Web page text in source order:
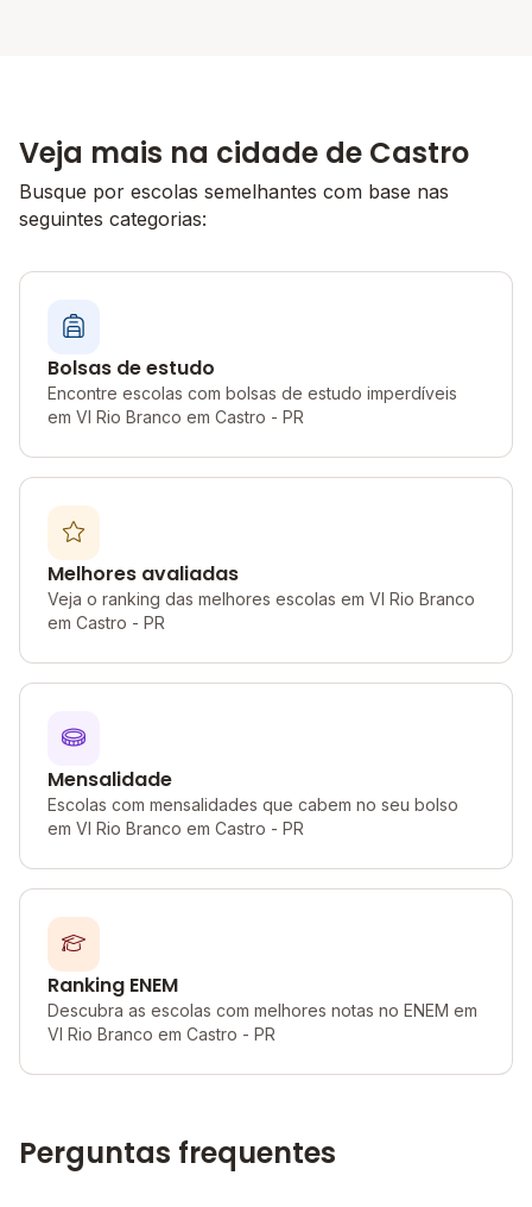
Veja mais na cidade de Castro
Busque por escolas semelhantes com base nas
seguintes categorias:
Bolsas de estudo
Encontre escolas com bolsas de estudo imperdíveis
em Vl Rio Branco em Castro - PR
Melhores avaliadas
Veja o ranking das melhores escolas em Vl Rio Branco
em Castro - PR
Mensalidade
Escolas com mensalidades que cabem no seu bolso
em Vl Rio Branco em Castro - PR
Ranking ENEM
Descubra as escolas com melhores notas no ENEM em
Vl Rio Branco em Castro - PR
Perguntas frequentes